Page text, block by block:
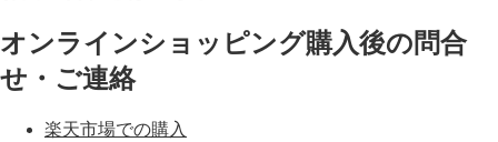
オンラインショッピング購入後の問合
せ・ご連絡
楽天市場での購入